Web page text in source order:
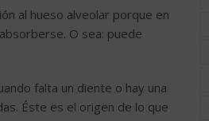
al hueso alveolar porque en
O sea: puede
falta un diente o hay una
Éste es el origen de lo que